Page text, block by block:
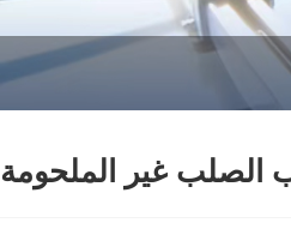
الصلب غير الملحومة